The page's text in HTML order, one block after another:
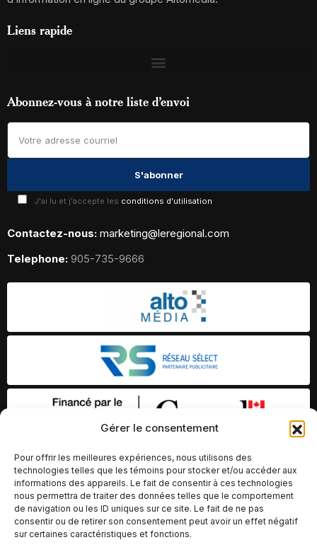
Gérer le consentement
Pour offrir les meilleures expériences, nous utilisons des
technologies telles que les témoins pour stocker et/ou accéder aux
informations des appareils. Le fait de consentir à ces technologies
nous permettra de traiter des données telles que le comportement
de navigation ou les ID uniques sur ce site. Le fait de ne pas
consentir ou de retirer son consentement peut avoir un effet négatif
sur certaines caractéristiques et fonctions.
Liens rapide
Abonnez-vous à notre liste d’envoi
J'ai lu et j'accepte les conditions d'utilisation
Contactez-nous: marketing@leregional.com
Telephone: 905-735-9666